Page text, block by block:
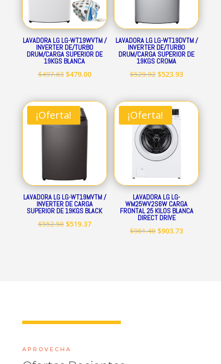
LAVADORA LG LG-WT19WVTM /
INVERTER DE/TURBO
DRUM/CARGA SUPERIOR DE
19KGS BLANCA
$497.63 El
original
era:
$497.63.
$479.00El
actual
LAVADORA LG LG-WT19DVTM /
INVERTER DE/TURBO
DRUM/CARGA SUPERIOR DE
19KGS CROMA
$529.92 El
original
era:
$529.92.
$523.93El
actual
¡Oferta!
LAVADORA LG LG-WT19MVTM /
INVERTER DE CARGA
SUPERIOR DE 19KGS BLACK
$552.50 El
$519.37El
¡Oferta!
LAVADORA LG LG-
WM25WV2S6W CARGA
FRONTAL 25 KILOS BLANCA
DIRECT DRIVE
$961.40 El
$903.73El
APROVECHA